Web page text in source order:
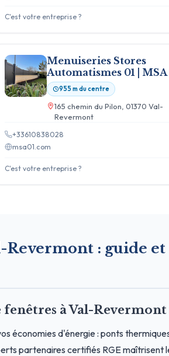
C'est votre entreprise ?
Menuiseries Stores
Automatismes 01 | MSA
955 m du centre
165 chemin du Pilon, 01370 Val-
Revermont
+33610838028
msa01.com
C'est votre entreprise ?
Revermont : guide et
à Val-Revermont
économies d'énergie : ponts
partenaires certifiés RGE maîtrisent